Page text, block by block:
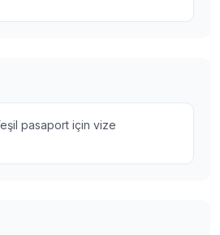
pasaport için vize